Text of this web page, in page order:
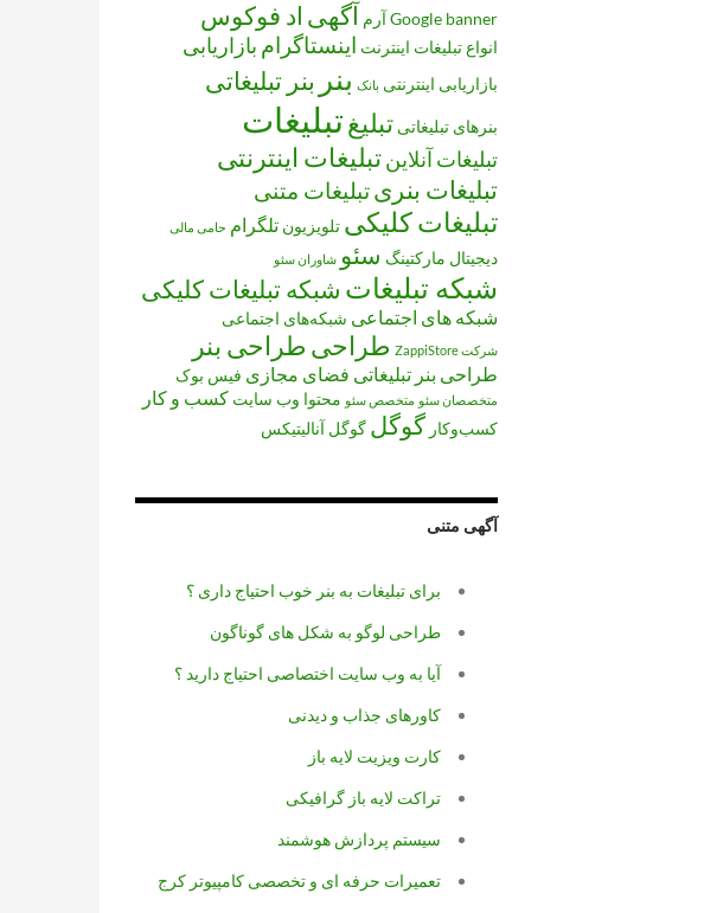
banner
Googleآرم آگهی اد فوکوس
انواع تبلیغات اینترنت اینستاگرام بازاریابی
بازاریابی اینترنتی بانک بنر بنر تبلیغاتی
بنرهای تبلیغاتی تبلیغتبلیغات
تبلیغات آنلاینتبلیغات اینترنتی
تبلیغات بنریتبلیغات متنی
تبلیغات کلیکی تلویزیون تلگرام حامی مالی
دیجیتال مارکتینگ سئو شاوران سئو
شبکه تبلیغات شبکه تبلیغات کلیکی
شبکه های اجتماعی شبکه‌های اجتماعی
شرکت ZappiStore طراحی طراحی بنر
طراحی بنر تبلیغاتی فضای مجازی فیس بوک
متخصصان سئو متخصص سئو محتوا وب سایت کسب و کار
کسب‌وکار گوگل گوگل آنالیتیکس
آگهی متنی
برای تبلیغات به بنر خوب احتیاج داری ؟
طراحی لوگو به شکل های گوناگون
آیا به وب سایت اختصاصی احتیاج دارید ؟
کاورهای جذاب و دیدنی
کارت ویزیت لایه باز
تراکت لایه باز گرافیکی
سیستم پردازش هوشمند
تعمیرات حرفه ای و تخصصی کامپیوتر کرج